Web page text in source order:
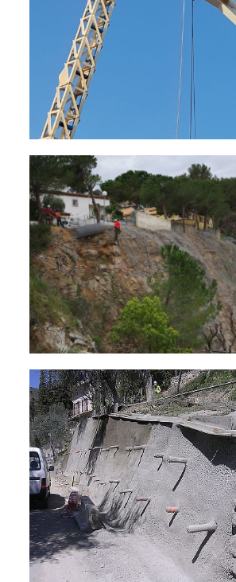
Sécurisation de falaise
Confortements de parois